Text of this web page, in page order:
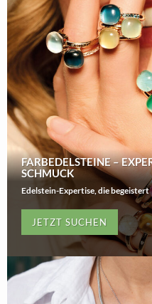
FARBEDELSTEINE –
SCHMUCK
Edelstein-Expertise, die begeistert
JETZT SUCHEN